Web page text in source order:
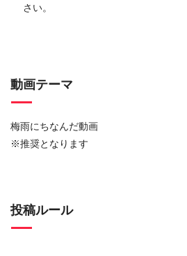
さい。
動画テーマ
梅雨にちなんだ動画
※推奨となります
投稿ルール